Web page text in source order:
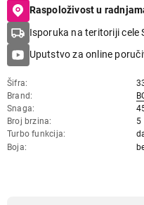
Raspoloživost u
Isporuka na teritoriji cele
Uputstvo za online
Šifra
Brand
Snaga
Broj brzina
5
Turbo funkcija
Boja